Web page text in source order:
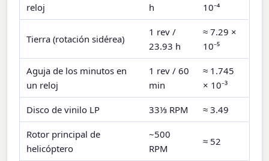
reloj h 10⁻⁴
Tierra (rotación sidérea)
1 rev /
23.93 h
≈ 7.29 ×
10⁻⁵
Aguja de los minutos en
un reloj
1 rev / 60
min
≈ 1.745
× 10⁻³
Disco de vinilo LP 33⅓ RPM ≈ 3.49
Rotor principal de
helicóptero
~500
RPM
≈ 52